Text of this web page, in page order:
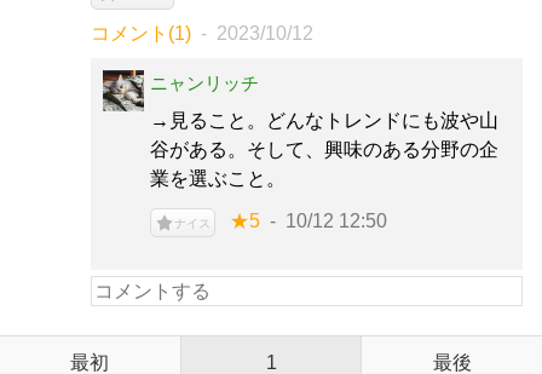
コメント(1) 2023/10/12
ニャンリッチ
→見ること。どんなトレンドにも波や山
谷がある。そして、興味のある分野の企
業を選ぶこと。
ナイス ★5 10/12 12:50
最初 1 最後